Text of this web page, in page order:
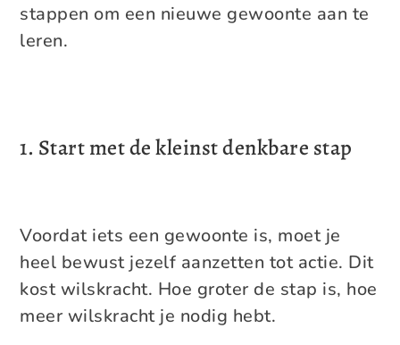
stappen om een nieuwe gewoonte aan te
leren.
1. Start met de kleinst denkbare stap
Voordat iets een gewoonte is, moet je
heel bewust jezelf aanzetten tot actie. Dit
kost wilskracht. Hoe groter de stap is, hoe
meer wilskracht je nodig hebt.